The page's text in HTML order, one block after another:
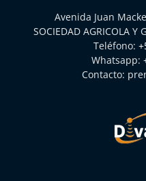
Avenida Juan
SOCIEDAD AGRICOLA Y
Teléfono:
Whatsapp:
Contacto: